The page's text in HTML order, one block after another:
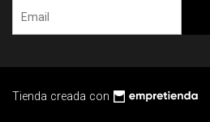
Tienda creada con